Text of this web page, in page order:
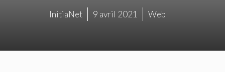
InitiaNet 9 avril 2021 Web